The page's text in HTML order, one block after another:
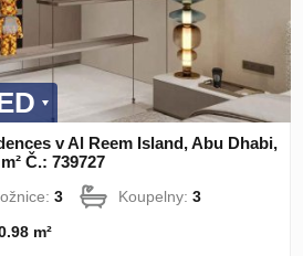
v Al Reem Island, Abu Dhabi,
Č.: 739727
3 Koupelny:3
m²